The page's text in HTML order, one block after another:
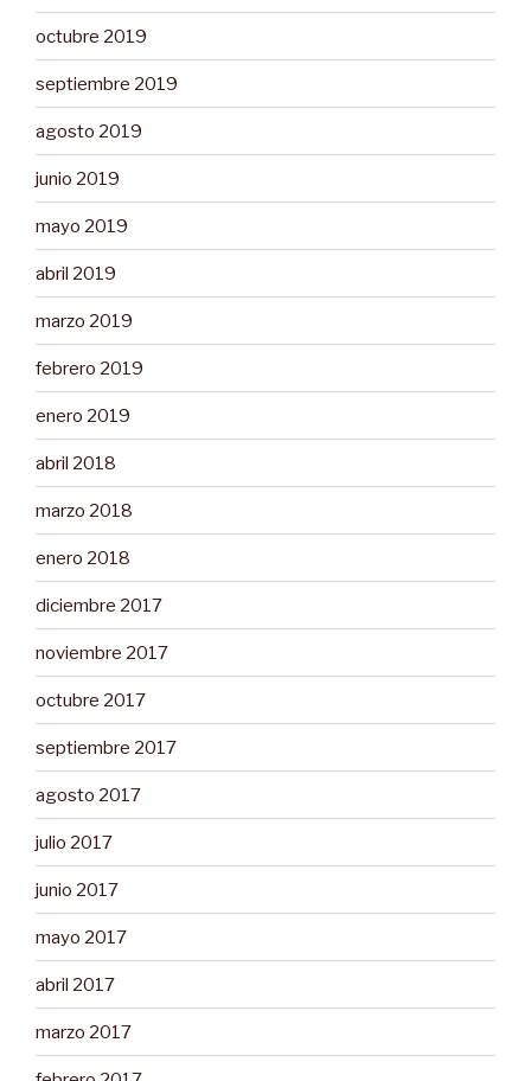
octubre 2019
septiembre 2019
agosto 2019
junio 2019
mayo 2019
abril 2019
marzo 2019
febrero 2019
enero 2019
abril 2018
marzo 2018
enero 2018
diciembre 2017
noviembre 2017
octubre 2017
septiembre 2017
agosto 2017
julio 2017
junio 2017
mayo 2017
abril 2017
marzo 2017